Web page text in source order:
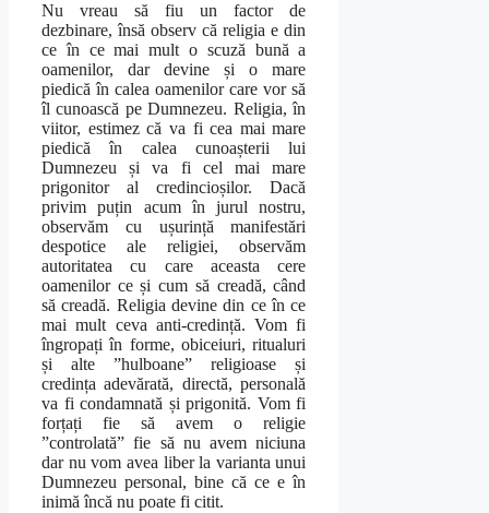
Nu vreau să fiu un factor de
dezbinare, însă observ că religia e din
ce în ce mai mult o scuză bună a
oamenilor, dar devine și o mare
piedică în calea oamenilor care vor să
îl cunoască pe Dumnezeu. Religia, în
viitor, estimez că va fi cea mai mare
piedică în calea cunoașterii lui
Dumnezeu și va fi cel mai mare
prigonitor al credincioșilor. Dacă
privim puțin acum în jurul nostru,
observăm cu ușurință manifestări
despotice ale religiei, observăm
autoritatea cu care aceasta cere
oamenilor ce și cum să creadă, când
să creadă. Religia devine din ce în ce
mai mult ceva anti-credință. Vom fi
îngropați în forme, obiceiuri, ritualuri
și alte ”hulboane” religioase și
credința adevărată, directă, personală
va fi condamnată și prigonită. Vom fi
forțați fie să avem o religie
”controlată” fie să nu avem niciuna
dar nu vom avea liber la varianta unui
Dumnezeu personal, bine că ce e în
inimă încă nu poate fi citit.